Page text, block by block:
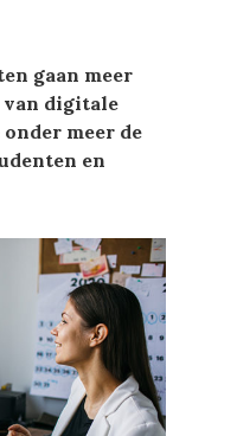
gaan meer
van digitale
meer de
en